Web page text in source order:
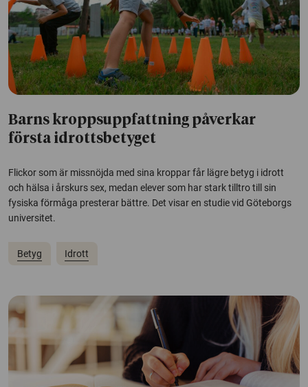
Barns kroppsuppfattning påverkar
första idrottsbetyget
Flickor som är missnöjda med sina kroppar får lägre betyg i idrott
och hälsa i årskurs sex, medan elever som har stark tilltro till sin
fysiska förmåga presterar bättre. Det visar en studie vid Göteborgs
universitet.
Betyg Idrott